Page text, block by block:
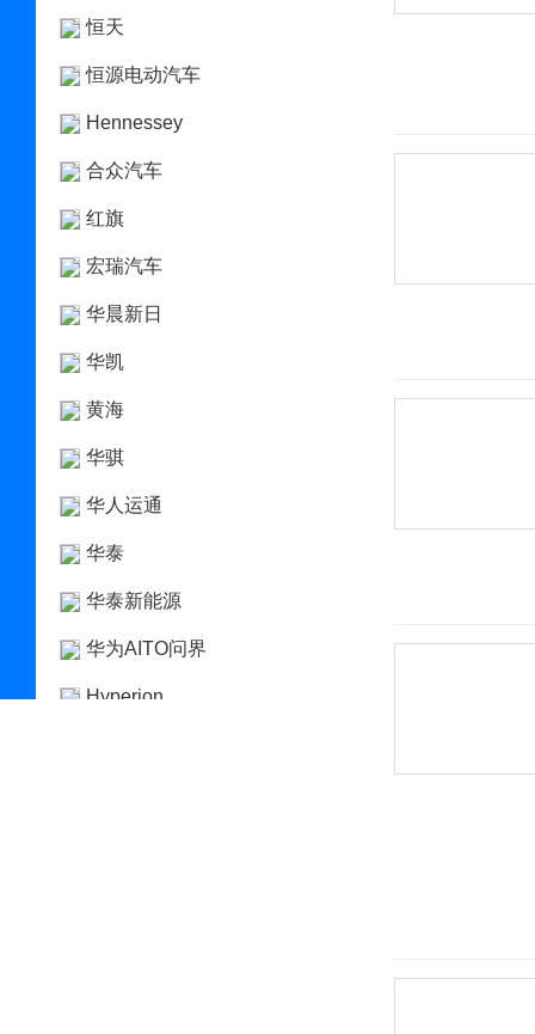
恒天
恒源电动汽车
Hennessey
合众汽车
红旗
宏瑞汽车
华晨新日
华凯
黄海
华骐
华人运通
华泰
华泰新能源
华为AITO问界
Hyperion